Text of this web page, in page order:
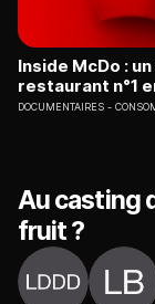
Inside McDo :
restaurant n°1
DOCUMENTAIRES
Au casting
fruit ?